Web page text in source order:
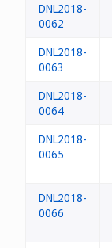
DNL2018-
0062
DNL2018-
0063
DNL2018-
0064
DNL2018-
0065
DNL2018-
0066